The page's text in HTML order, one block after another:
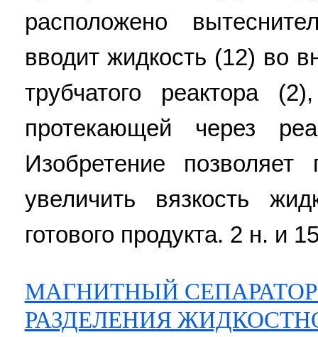
расположено
вводит жидкость (12) во
трубчатого реактора
протекающей через
Изобретение позволяет
увеличить вязкость
готового продукта. 2 н. и
МАГНИТНЫЙ
РАЗДЕЛЕНИЯ